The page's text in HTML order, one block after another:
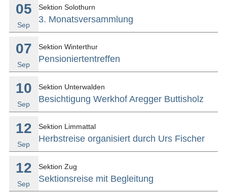
05
Sep
Sektion Solothurn
3. Monatsversammlung
07
Sep
Sektion Winterthur
Pensioniertentreffen
10
Sep
Sektion Unterwalden
Besichtigung Werkhof Aregger Buttisholz
12
Sep
Sektion Limmattal
Herbstreise organisiert durch Urs Fischer
12
Sep
Sektion Zug
Sektionsreise mit Begleitung